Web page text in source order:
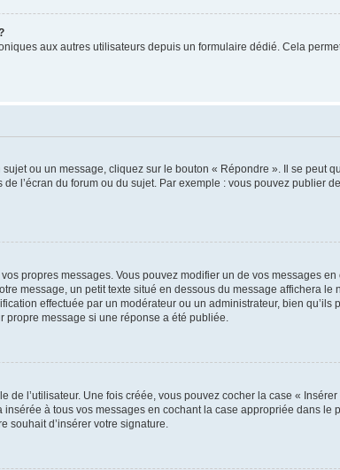
aux autres utilisateurs depuis un formulaire dédié. Cela
ou un message, cliquez sur le bouton « Répondre ». Il se peut
l’écran du forum ou du sujet. Par exemple : vous pouvez publier
propres messages. Vous pouvez modifier un de vos messages
message, un petit texte situé en dessous du message affichera le
effectuée par un modérateur ou un administrateur, bien qu’ils
message si une réponse a été publiée.
l’utilisateur. Une fois créée, vous pouvez cocher la case «
à tous vos messages en cochant la case appropriée dans le
souhait d’insérer votre signature.